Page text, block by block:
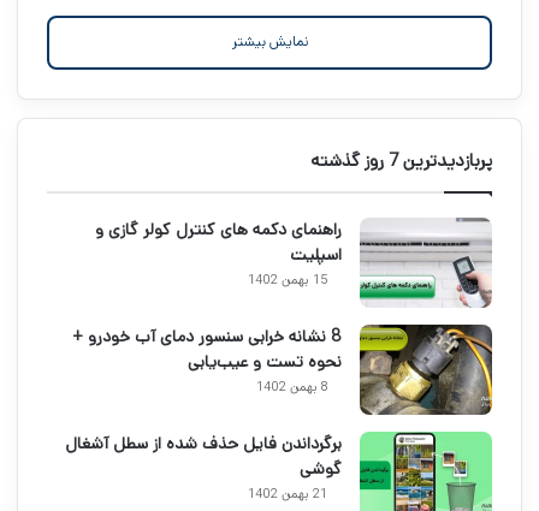
نمایش بیشتر
پربازدیدترین 7 روز گذشته
راهنمای دکمه های کنترل کولر گازی و
اسپلیت
15 بهمن 1402
8 نشانه خرابی سنسور دمای آب خودرو +
نحوه تست و عیب‌یابی
8 بهمن 1402
برگرداندن فایل حذف شده از سطل آشغال
گوشی
21 بهمن 1402